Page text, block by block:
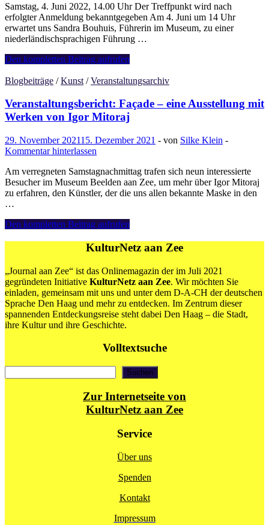
Vooroordeel“
(nl)
Samstag, 4. Juni 2022, 14.00 Uhr Der Treffpunkt wird nach
erfolgter Anmeldung bekanntgegeben Am 4. Juni um 14 Uhr
erwartet uns Sandra Bouhuis, Führerin im Museum, zu einer
niederländischsprachigen Führung …
04.06.:
–
durch
das
Japanmuseum
und
Besuch
des
Botanischen
Gartens
in
Leiden
Den kompletten Beitrag aufrufen
Blogbeiträge /Kunst /Veranstaltungsarchiv
Veranstaltungsbericht: Façade – eine Ausstellung mit
Werken von Igor Mitoraj
29. November 202115. Dezember 2021 - von Silke Klein -
Kommentar hinterlassen
Am verregneten Samstagnachmittag trafen sich neun interessierte
Besucher im Museum Beelden aan Zee, um mehr über Igor Mitoraj
zu erfahren, den Künstler, der die uns allen bekannte Maske in den
…
Veranstaltungsbericht:
Ausstellung
mit
Werken
von
Igor
Mitoraj
Den kompletten Beitrag aufrufen
KulturNetz aan Zee
„Journal aan Zee“ ist das Onlinemagazin der im Juli 2021
gegründeten Initiative KulturNetz aan Zee. Wir möchten Sie
einladen, gemeinsam mit uns und unter dem D-A-CH der deutschen
Sprache Den Haag und mehr zu entdecken. Im Zentrum dieser
spannenden Entdeckungsreise steht dabei Den Haag – die Stadt,
ihre Kultur und ihre Geschichte.
Volltextsuche
Suchen
Zur Internetseite von
KulturNetz aan Zee
Service
Über uns
Spenden
Kontakt
Impressum